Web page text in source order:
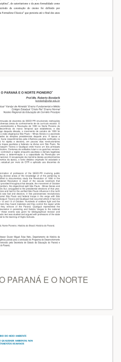
PARANÁ E O NORTE